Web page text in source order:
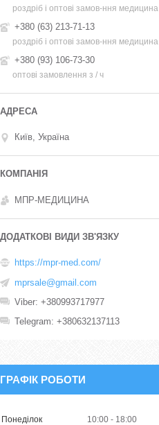
роздріб і оптові замов-ння медицина
+380 (63) 213-71-13
роздріб і оптові замов-ння медицина
+380 (93) 106-73-30
оптові замовлення з / ч
Київ, Україна
МПР-МЕДИЦИНА
https://mpr-med.com/
mprsale@gmail.com
Viber +380993717977
Telegram +380632137113
ГРАФІК РОБОТИ
Понеділок 10:00 18:00